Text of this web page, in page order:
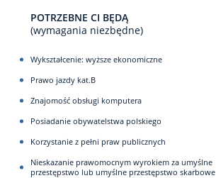
POTRZEBNE CI BĘDĄ
(wymagania niezbędne)
Wykształcenie: wyższe ekonomiczne
Prawo jazdy kat.B
Znajomość obsługi komputera
Posiadanie obywatelstwa polskiego
Korzystanie z pełni praw publicznych
Nieskazanie prawomocnym wyrokiem za umyślne
przestępstwo lub umyślne przestępstwo skarbowe